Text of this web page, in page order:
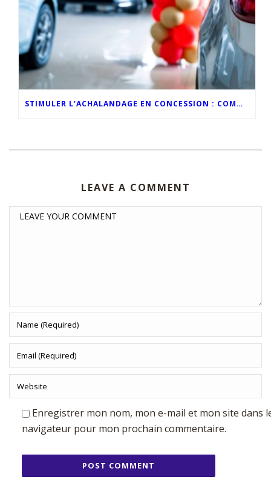
STIMULER L’ACHALANDAGE EN CONCESSION : COMMENT L’IMAGE DE MARQUE PROPULSE LES VENTES AUTOMOBILES DU MOIS DE MAI
LEAVE A COMMENT
Enregistrer mon nom, mon e-mail et mon site dans
navigateur pour mon prochain commentaire.